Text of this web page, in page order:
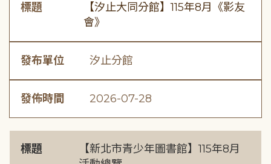
標題
【汐止大同分館】115年8月《影友
會》
發布單位 汐止分館
發佈時間 2026-07-28
標題
【新北市青少年圖書館】115年8月